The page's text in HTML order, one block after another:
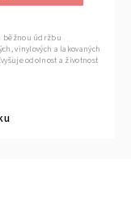
běžnou údržbu
vinylových a lakovaných
odolnost a životnost